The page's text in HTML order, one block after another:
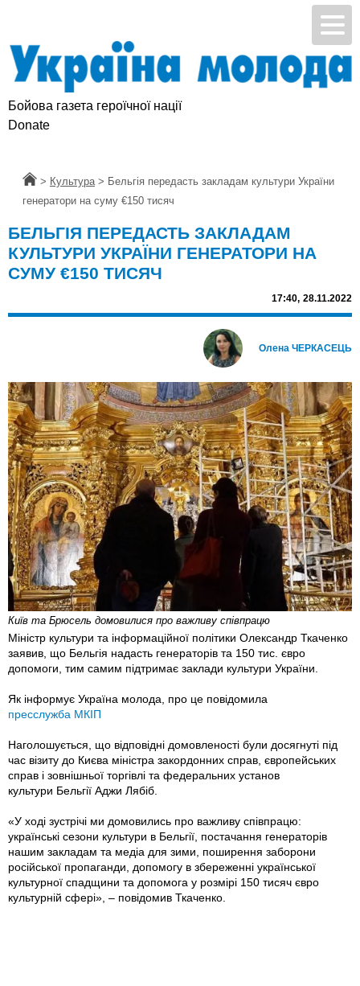
Бойова газета героїчної нації
Donate
Головна
> Культура > Бельгія передасть закладам культури України
генератори на суму €150 тисяч
БЕЛЬГІЯ ПЕРЕДАСТЬ ЗАКЛАДАМ
КУЛЬТУРИ УКРАЇНИ ГЕНЕРАТОРИ НА
СУМУ €150 ТИСЯЧ
17:40, 28.11.2022
Олена ЧЕРКАСЕЦЬ
Київ та Брюсель домовилися про важливу співпрацю
Міністр культури та інформаційної політики Олександр Ткаченко
заявив, що Бельгія надасть генераторів та 150 тис. євро
допомоги, тим самим підтримає заклади культури України.
Як інформує Україна молода, про це повідомила
пресслужба МКІП
Наголошується, що відповідні домовленості були досягнуті під
час візиту до Києва міністра закордонних справ, європейських
справ і зовнішньої торгівлі та федеральних установ
культури Бельгії Аджи Лябіб.
«У ході зустрічі ми домовились про важливу співпрацю:
українські сезони культури в Бельгії, постачання генераторів
нашим закладам та медіа для зими, поширення заборони
російської пропаганди, допомогу в збереженні української
культурної спадщини та допомога у розмірі 150 тисяч євро
культурній сфері», – повідомив Ткаченко.